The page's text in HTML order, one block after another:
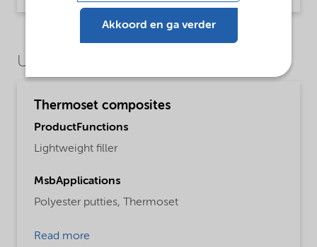
Use Cases
Thermoset composites
ProductFunctions
Lightweight filler
MsbApplications
Polyester putties,
Thermoset
Read more
Akkoord en ga verder